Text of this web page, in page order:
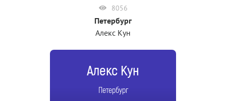
8056
Петербург
Алекс Кун
Алекс Кун
Петербург